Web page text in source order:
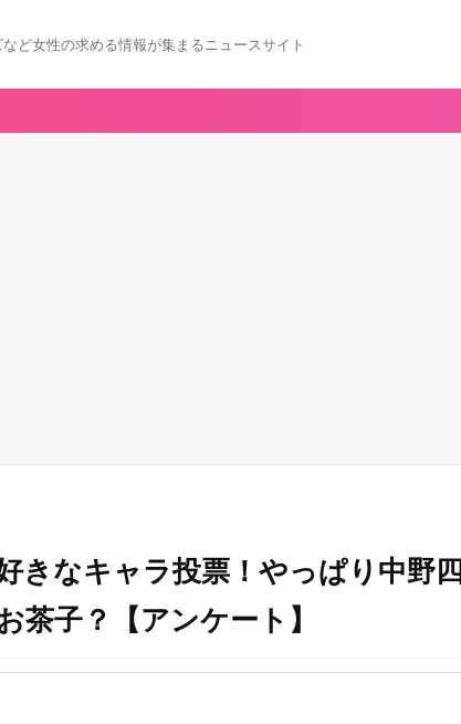
ど女性の求める情報が集まるニュースサイト
きなキャラ投票！やっぱり中野四
茶子？【アンケート】